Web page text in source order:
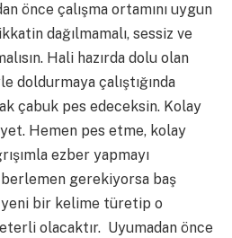
önce çalışma ortamını uygun
dağılmamalı, sessiz ve
Hali hazırda dolu olan
doldurmaya çalıştığında
çabuk pes edeceksin. Kolay
Hemen pes etme, kolay
ezber yapmayı
gerekiyorsa baş
bir kelime türetip o
olacaktır. Uyumadan önce